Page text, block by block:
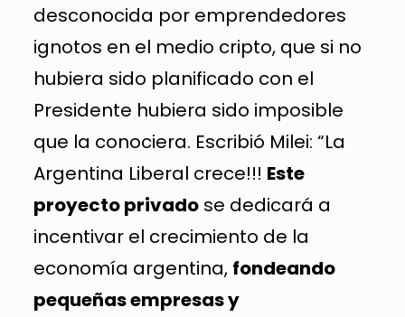
desconocida por emprendedores
ignotos en el medio cripto, que si no
hubiera sido planificado con el
Presidente hubiera sido imposible
que la conociera. Escribió Milei: “La
Argentina Liberal crece!!! Este
proyecto privadose dedicará a
incentivar el crecimiento de la
economía argentina, fondeando
pequeñas empresas y